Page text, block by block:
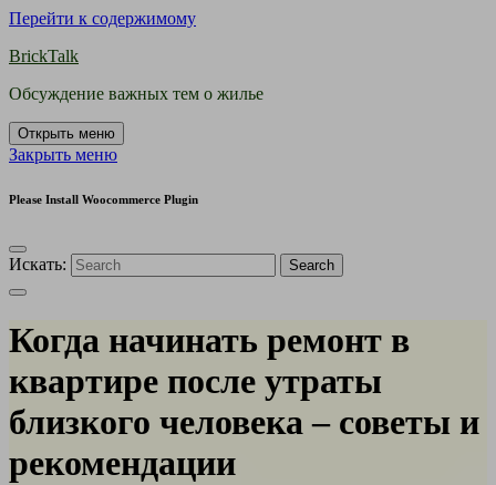
Перейти к содержимому
BrickTalk
Обсуждение важных тем о жилье
Открыть меню
Закрыть меню
Please Install Woocommerce Plugin
Искать: Search
Когда начинать ремонт в
квартире после утраты
близкого человека – советы и
рекомендации